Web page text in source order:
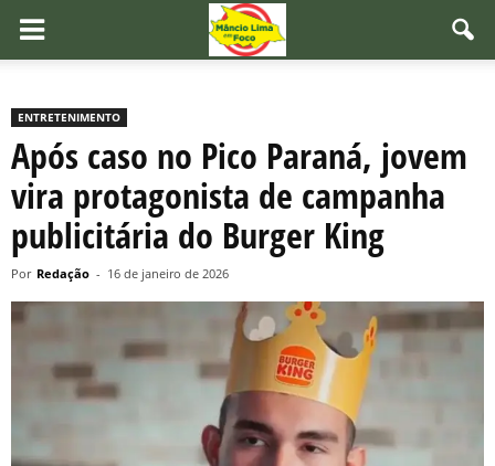
ENTRETENIMENTO
Após caso no Pico Paraná, jovem
vira protagonista de campanha
publicitária do Burger King
Por Redação - 16 de janeiro de 2026